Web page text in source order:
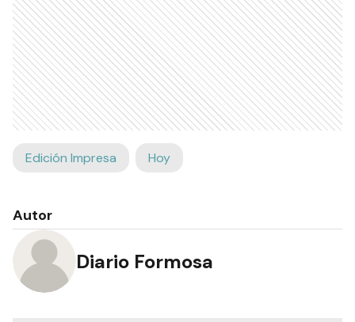
Edición Impresa Hoy
Autor
Diario Formosa